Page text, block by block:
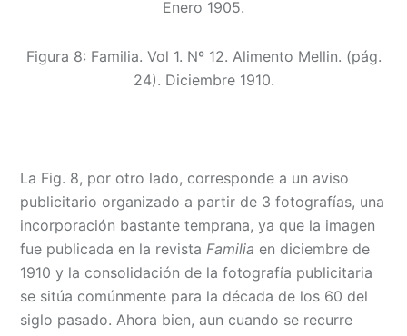
Enero 1905.
Figura 8: Familia. Vol 1. Nº 12. Alimento Mellin. (pág.
24). Diciembre 1910.
La Fig. 8, por otro lado, corresponde a un aviso
publicitario organizado a partir de 3 fotografías, una
incorporación bastante temprana, ya que la imagen
fue publicada en la revistaFamilia en diciembre de
1910 y la consolidación de la fotografía publicitaria
se sitúa comúnmente para la década de los 60 del
siglo pasado. Ahora bien, aun cuando se recurre